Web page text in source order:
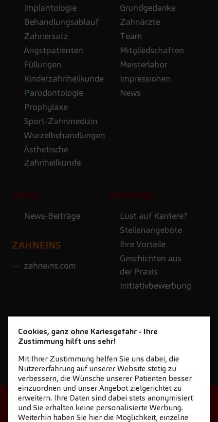
Implantologie
Behandlungsablauf
Zahnersatz
Angstpatienten
Füllungen
Kinderzahnheilkunde
Parodontologie
Prophylaxe
Sport-Zahnmedizin
Wurzelbehandlungen
Ästhetische
Zahnheilkunde
Grundgedanke
Zahnärzte
Team
Mitgliedschaften
Meisterlabor
Impressionen
News
NEWS
News-Beiträge
KARRIERE
Lust auf Karriere?
Stellenangebote
Ihre Vorteile
Geschichten aus
der Praxis
Initiativbewerbung
ZAHNEINS
zahneins.com
STARTSEITE
KONTAKT
Cookies, ganz ohne Kariesgefahr - Ihre
Zustimmung hilft uns sehr!
Mit Ihrer Zustimmung helfen Sie uns dabei, die
Nutzererfahrung auf unserer Website stetig zu
verbessern, die Wünsche unserer Patienten besser
einzuordnen und unser Angebot zielgerichtet zu
erweitern. Ihre Daten sind dabei stets anonymisiert
und Sie erhalten keine personalisierte Werbung.
Weiterhin haben Sie hier die Möglichkeit, einzelne